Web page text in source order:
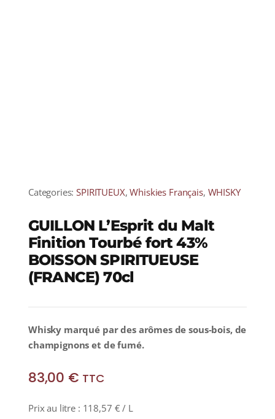
Categories:SPIRITUEUX,Whiskies Français, WHISKY
GUILLON L’Esprit du Malt
Finition Tourbé fort 43%
BOISSON SPIRITUEUSE
(FRANCE) 70cl
Whisky marqué par des arômes de sous-bois, de
champignons et de fumé.
83,00 € TTC
Prix au litre : 118,57 € / L